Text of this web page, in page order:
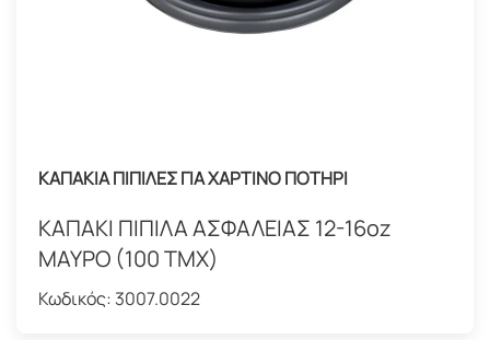
ΚΑΠΑΚΙΑ ΠΙΠΙΛΕΣ ΓΙΑ ΧΑΡΤΙΝΟ ΠΟΤΗΡΙ
ΚΑΠΑΚΙ ΠΙΠΙΛΑ ΑΣΦΑΛΕΙΑΣ 12-16oz
ΜΑΥΡΟ (100 ΤΜΧ)
Κωδικός: 3007.0022